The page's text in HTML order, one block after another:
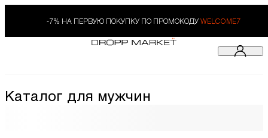
-7% НА ПЕРВУЮ ПОКУПКУ ПО ПРОМОКОДУ WELCOME7
Каталог для мужчин